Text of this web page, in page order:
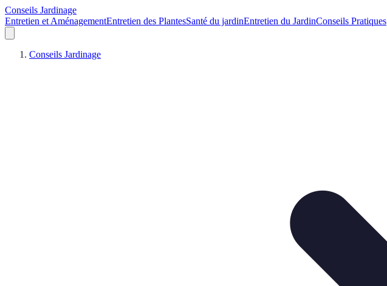
Conseils Jardinage
Entretien et AménagementEntretien des PlantesSanté du jardinEntretien du JardinConseils Pratiques
Conseils Jardinage